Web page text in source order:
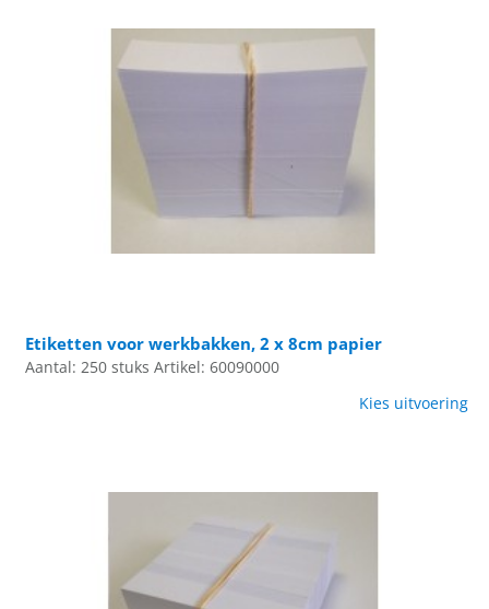
Etiketten voor werkbakken, 2 x 8cm papier
Aantal: 250 stuks Artikel: 60090000
Kies uitvoering